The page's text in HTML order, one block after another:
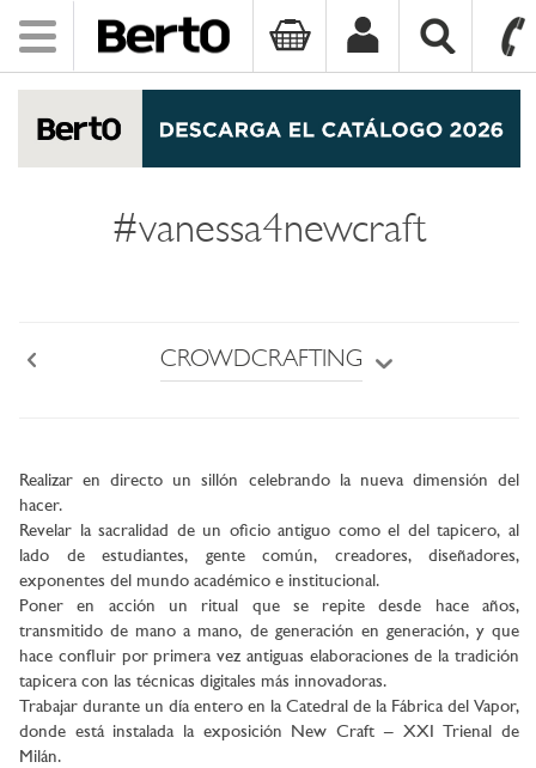
Toggle
navigation
#vanessa4newcraft
CROWDCRAFTING
Realizar en directo un sillón celebrando la nueva dimensión del
hacer.
Revelar la sacralidad de un oficio antiguo como el del tapicero, al
lado de estudiantes, gente común, creadores, diseñadores,
exponentes del mundo académico e institucional.
Poner en acción un ritual que se repite desde hace años,
transmitido de mano a mano, de generación en generación, y que
hace confluir por primera vez antiguas elaboraciones de la tradición
tapicera con las técnicas digitales más innovadoras.
Trabajar durante un día entero en la Catedral de la Fábrica del Vapor,
donde está instalada la exposición New Craft – XXI Trienal de
Milán.